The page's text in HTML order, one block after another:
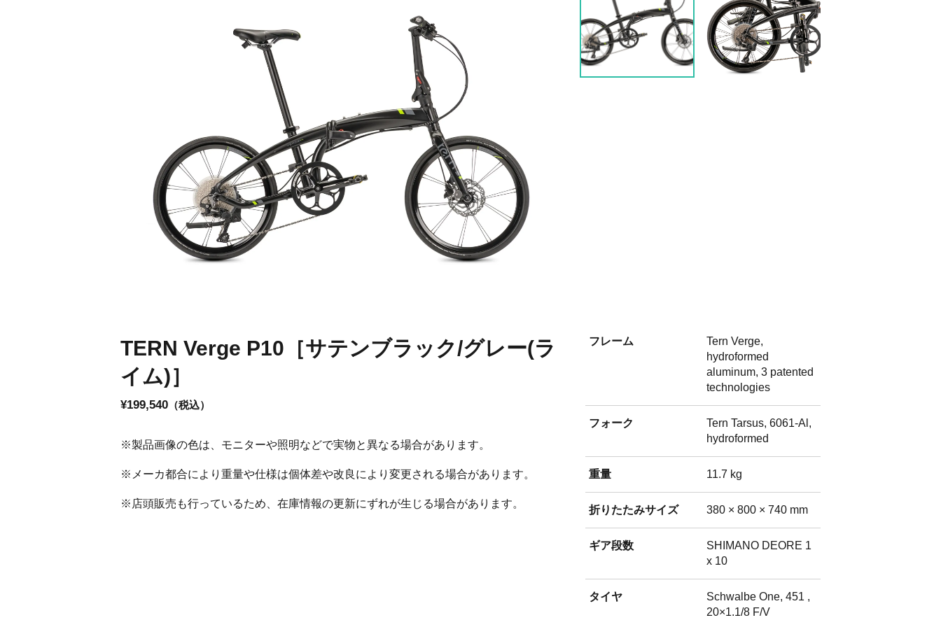
TERN Verge P10［サテンブラック/グレー(ラ
イム)］
¥199,540 （税込）
※製品画像の色は、モニターや照明などで実物と異なる場合があります。
※メーカ都合により重量や仕様は個体差や改良により変更される場合があります。
※店頭販売も行っているため、在庫情報の更新にずれが生じる場合があります。
フレーム
Tern Verge,
hydroformed
aluminum, 3 patented
technologies
フォーク
Tern Tarsus, 6061-Al,
hydroformed
重量 11.7 kg
折りたたみサイズ 380 × 800 × 740 mm
ギア段数
SHIMANO DEORE 1
x 10
タイヤ
Schwalbe One, 451 ,
20×1.1/8 F/V